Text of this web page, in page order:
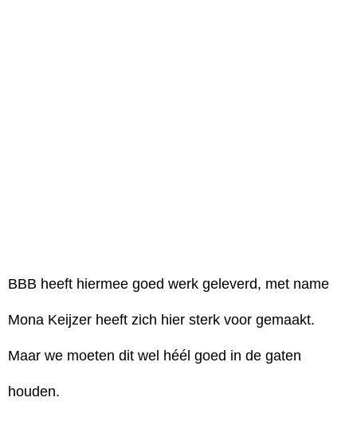
BBB heeft hiermee goed werk geleverd, met name
Mona Keijzer heeft zich hier sterk voor gemaakt.
Maar we moeten dit wel héél goed in de gaten
houden.